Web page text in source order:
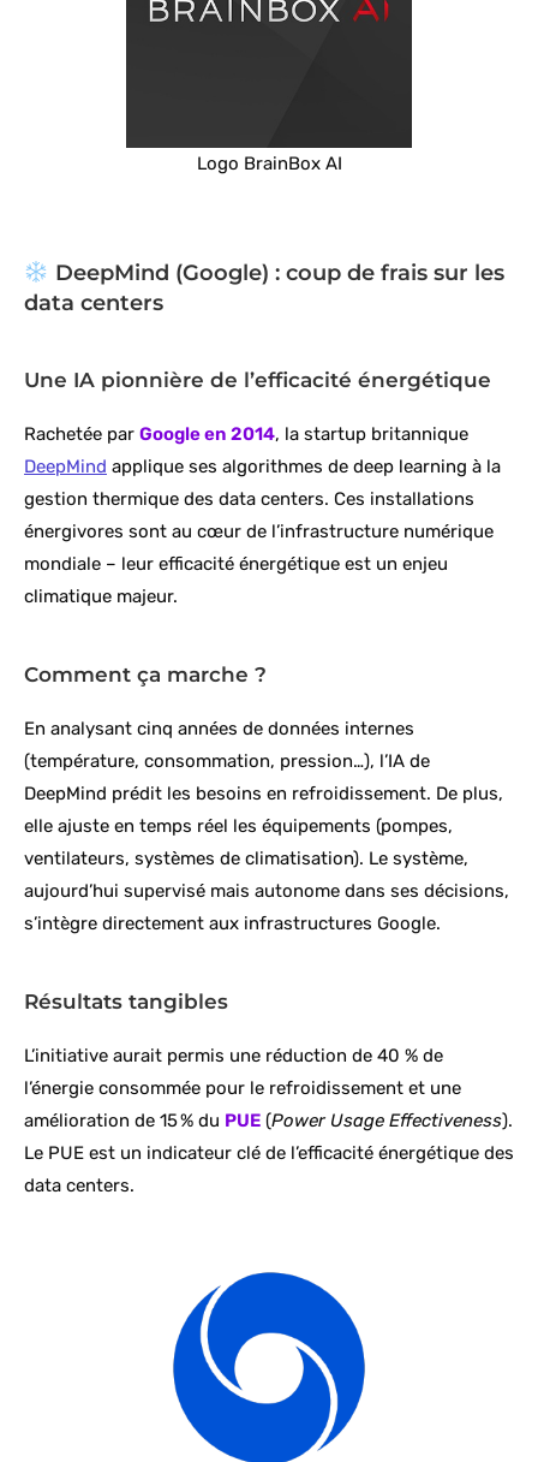
Logo BrainBox AI
DeepMind (Google) : coup de frais sur les
data centers
Une IA pionnière de l’efficacité énergétique
Rachetée par Google en 2014, la startup britannique
DeepMind applique ses algorithmes de deep learning à la
gestion thermique des data centers. Ces installations
énergivores sont au cœur de l’infrastructure numérique
mondiale – leur efficacité énergétique est un enjeu
climatique majeur.
Comment ça marche ?
En analysant cinq années de données internes
(température, consommation, pression…), l’IA de
DeepMind prédit les besoins en refroidissement. De plus,
elle ajuste en temps réel les équipements (pompes,
ventilateurs, systèmes de climatisation). Le système,
aujourd’hui supervisé mais autonome dans ses décisions,
s’intègre directement aux infrastructures Google.
Résultats tangibles
L’initiative aurait permis une réduction de 40 % de
l’énergie consommée pour le refroidissement et une
amélioration de 15 % du PUE (Power Usage Effectiveness).
Le PUE est un indicateur clé de l’efficacité énergétique des
data centers.